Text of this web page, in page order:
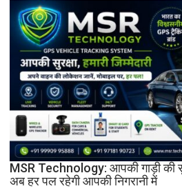
MSR Technology: आपकी गाड़ी की
अब हर पल रहेगी आपकी निगरानी में